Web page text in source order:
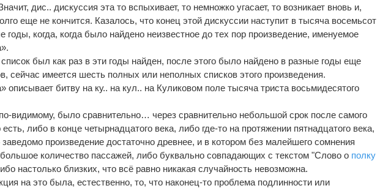
дис.. дискуссия эта то вспыхивает, то немножко угасает, то возникает вновь и,
еще не кончится. Казалось, что конец этой дискуссии наступит в тысяча восемьсот
годы, когда, когда было найдено неизвестное до тех пор произведение, именуемое
был как раз в эти годы найден, после этого было найдено в разные годы еще
сейчас имеется шесть полных или неполных списков этого произведения.
описывает битву на ку.. на кул.. на Куликовом поле тысяча триста восьмидесятого
видимому, было сравнительно… через сравнительно небольшой срок после самого
либо в конце четырнадцатого века, либо где-то на протяжении пятнадцатого века,
заведомо произведение достаточно древнее, и в котором без малейшего сомнения
большое количество пассажей, либо буквально совпадающих с текстом "Слово о полку
настолько близких, что всё равно никакая случайность невозможна.
на это была, естественно, то, что наконец-то проблема подлинности или